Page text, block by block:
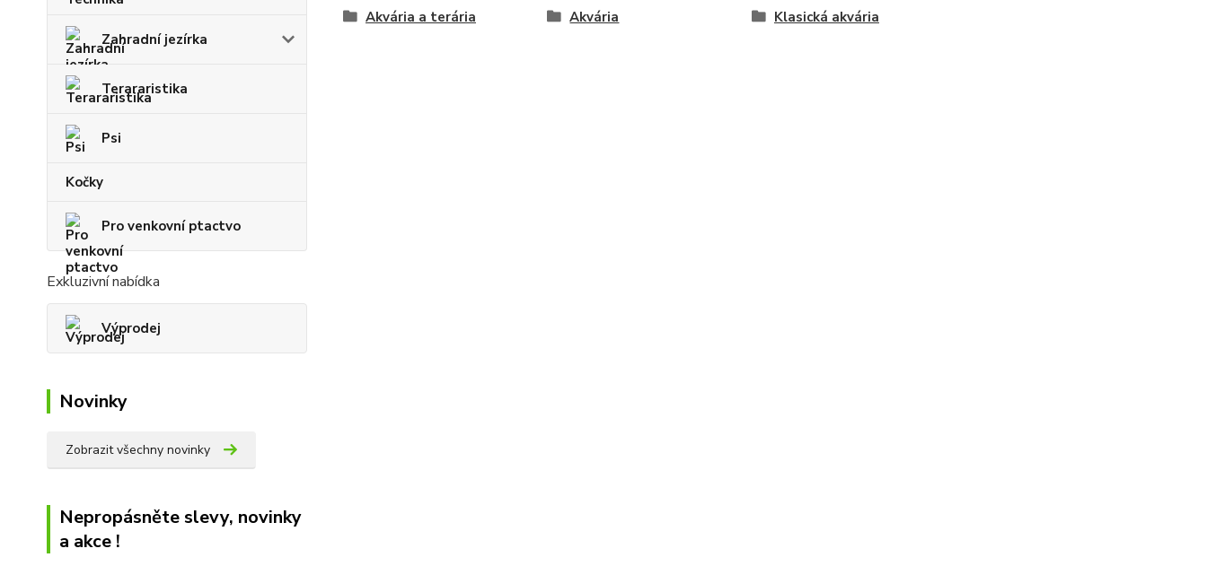
Zahradní jezírka
Terararistika
Psi
Kočky
Pro venkovní ptactvo
Exkluzivní nabídka
Výprodej
Novinky
Zobrazit všechny novinky
Nepropásněte slevy, novinky
a akce !
Akvária a terária Akvária Klasická akvária